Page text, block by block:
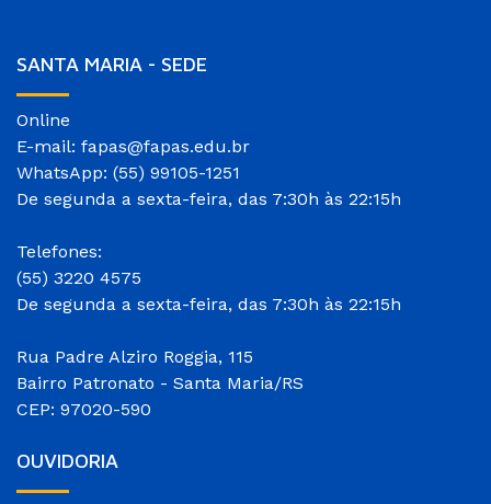
SANTA MARIA - SEDE
Online
E-mail: fapas@fapas.edu.br
WhatsApp: (55) 99105-1251
De segunda a sexta-feira, das 7:30h às 22:15h
Telefones:
(55) 3220 4575
De segunda a sexta-feira, das 7:30h às 22:15h
Rua Padre Alziro Roggia, 115
Bairro Patronato - Santa Maria/RS
CEP: 97020-590
OUVIDORIA